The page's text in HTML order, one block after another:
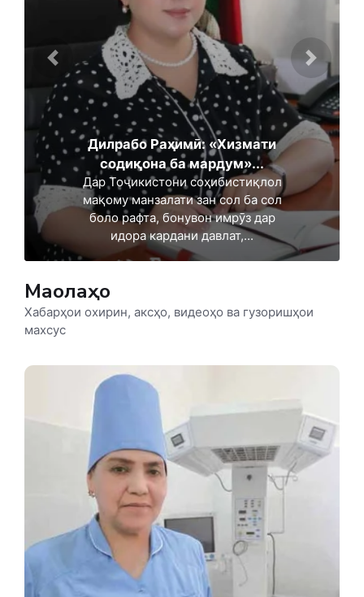
Дилрабо Раҳимӣ: «Хизмати
содиқона ба мардум»...
Дар Тоҷикистони соҳибистиқлол
мақому манзалати зан сол ба сол
боло рафта, бонувон имрӯз дар
идора кардани давлат,...
Мақолаҳо
Хабарҳои охирин, аксҳо, видеоҳо ва гузоришҳои
махсус